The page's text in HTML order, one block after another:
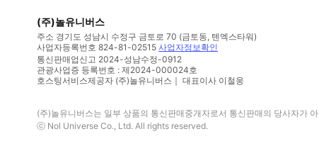
(주)놀유니버스
주소 경기도 성남시 수정구 금토로 70 (금토동, 텐엑스타워)
사업자등록번호 824-81-02515 사업자정보확인
통신판매업신고 2024-성남수정-0912
관광사업증 등록번호 : 제2024-000024호
호스팅서비스제공자 (주)놀유니버스｜ 대표이사 이철웅
(주)놀유니버스는 일부 상품의 통신판매중개자로서 통신판매의 당사자가
ⓒ Nol Universe Co., Ltd. All rights reserved.